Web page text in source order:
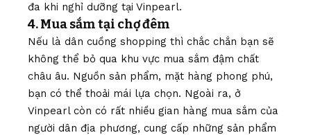
đa khi nghỉ dưỡng tại Vinpearl.
4. Mua sắm tại chợ đêm
Nếu là dân cuồng shopping thì chắc chắn bạn sẽ
không thể bỏ qua khu vực mua sắm đậm chất
châu âu. Nguồn sản phẩm, mặt hàng phong phú,
bạn có thể thoải mái lựa chọn. Ngoài ra, ở
Vinpearl còn có rất nhiều gian hàng mua sắm của
người dân địa phương, cung cấp những sản phẩm